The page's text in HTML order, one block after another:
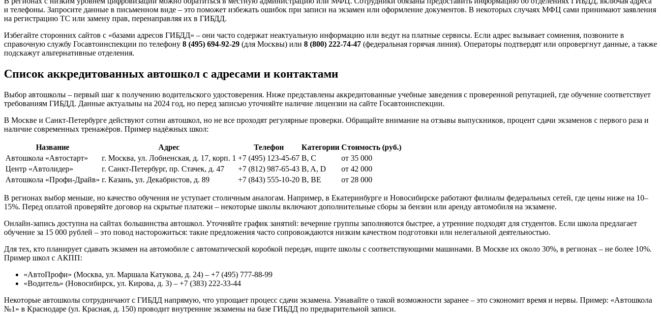
и телефоны. Запросите данные в письменном виде – это поможет избежать ошибок при записи на экзамен или оформление документов. В некоторых случаях МФЦ сами принимают заявления
на регистрацию ТС или замену прав, перенаправляя их в ГИБДД.
Избегайте сторонних сайтов с «базами адресов ГИБДД» – они часто содержат неактуальную информацию или ведут на платные сервисы. Если адрес вызывает сомнения, позвоните в
справочную службу Госавтоинспекции по телефону 8 (495) 694-92-29 (для Москвы) или 8 (800) 222-74-47 (федеральная горячая линия). Операторы подтвердят или опровергнут данные, а также
подскажут альтернативные отделения.
Список аккредитованных автошкол с адресами и контактами
Выбор автошколы – первый шаг к получению водительского удостоверения. Ниже представлены аккредитованные учебные заведения с проверенной репутацией, где обучение соответствует
требованиям ГИБДД. Данные актуальны на 2024 год, но перед записью уточняйте наличие лицензии на сайте Госавтоинспекции.
В Москве и Санкт-Петербурге действуют сотни автошкол, но не все проходят регулярные проверки. Обращайте внимание на отзывы выпускников, процент сдачи экзаменов с первого раза и
наличие современных тренажёров. Пример надёжных школ:
Название Адрес Телефон Категории Стоимость (руб.)
Автошкола «Автостарт»
г. Москва, ул. Лобненская, д. 17, корп. 1 +7 (495) 123-45-67 B, C
от 35 000
Центр «Автолидер»
г. Санкт-Петербург, пр. Стачек, д. 47 +7 (812) 987-65-43 B, A, D
от 42 000
Автошкола «Профи-Драйв» г. Казань, ул. Декабристов, д. 89 +7 (843) 555-10-20 B, BE от 28 000
В регионах выбор меньше, но качество обучения не уступает столичным аналогам. Например, в Екатеринбурге и Новосибирске работают филиалы федеральных сетей, где цены ниже на 10–
15%. Перед оплатой проверяйте договор на скрытые платежи – некоторые школы включают дополнительные сборы за бензин или аренду автомобиля на экзамене.
Онлайн-запись доступна на сайтах большинства автошкол. Уточняйте график занятий: вечерние группы заполняются быстрее, а утренние подходят для студентов. Если школа предлагает
обучение за 15 000 рублей – это повод насторожиться: такие предложения часто сопровождаются низким качеством подготовки или нелегальной деятельностью.
Для тех, кто планирует сдавать экзамен на автомобиле с автоматической коробкой передач, ищите школы с соответствующими машинами. В Москве их около 30%, в регионах – не более 10%.
Пример школ с АКПП:
«АвтоПрофи» (Москва, ул. Маршала Катукова, д. 24) – +7 (495) 777-88-99
«Водитель» (Новосибирск, ул. Кирова, д. 3) – +7 (383) 222-33-44
Некоторые автошколы сотрудничают с ГИБДД напрямую, что упрощает процесс сдачи экзамена. Узнавайте о такой возможности заранее – это сэкономит время и нервы. Пример: «Автошкола
№1» в Краснодаре (ул. Красная, д. 150) проводит внутренние экзамены на базе ГИБДД по предварительной записи.